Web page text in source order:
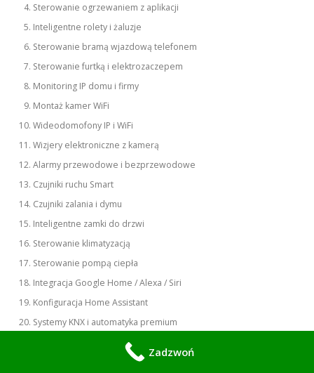
Sterowanie ogrzewaniem z aplikacji
Inteligentne rolety i żaluzje
Sterowanie bramą wjazdową telefonem
Sterowanie furtką i elektrozaczepem
Monitoring IP domu i firmy
Montaż kamer WiFi
Wideodomofony IP i WiFi
Wizjery elektroniczne z kamerą
Alarmy przewodowe i bezprzewodowe
Czujniki ruchu Smart
Czujniki zalania i dymu
Inteligentne zamki do drzwi
Sterowanie klimatyzacją
Sterowanie pompą ciepła
Integracja Google Home / Alexa / Siri
Konfiguracja Home Assistant
Systemy KNX i automatyka premium
Sterowanie podlewaniem ogrodu
Monitoring podjazdu i furtki
Zadzwoń